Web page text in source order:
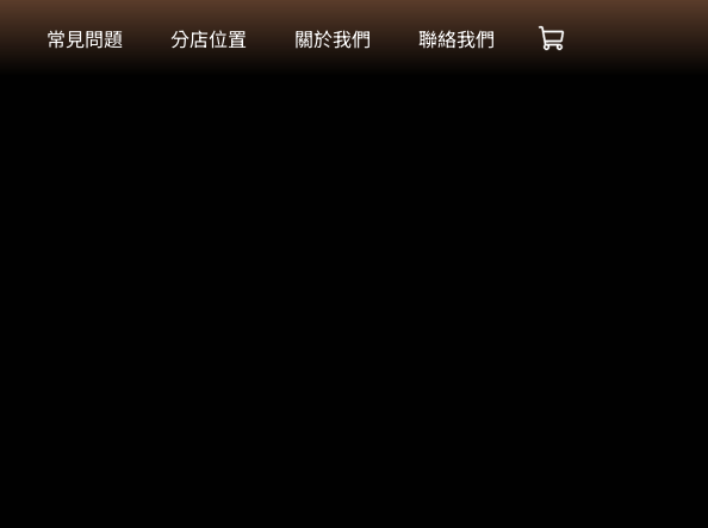
常見問題 分店位置 關於我們 聯絡我們